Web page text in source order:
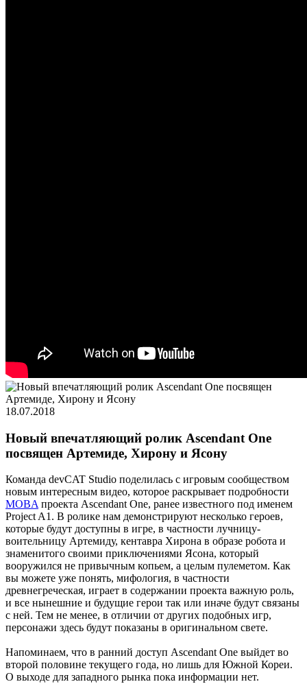
18.07.2018
Новый впечатляющий ролик Ascendant One
посвящен Артемиде, Хирону и Ясону
Команда devCAT Studio поделилась с игровым сообществом
новым интересным видео, которое раскрывает подробности
MOBA проекта Ascendant One, ранее известного под именем
Project A1. В ролике нам демонстрируют несколько героев,
которые будут доступны в игре, в частности лучницу-
воительницу Артемиду, кентавра Хирона в образе робота и
знаменитого своими приключениями Ясона, который
вооружился не привычным копьем, а целым пулеметом. Как
вы можете уже понять, мифология, в частности
древнегреческая, играет в содержании проекта важную роль,
и все нынешние и будущие герои так или иначе будут связаны
с ней. Тем не менее, в отличии от других подобных игр,
персонажи здесь будут показаны в оригинальном свете.
Напоминаем, что в ранний доступ Ascendant One выйдет во
второй половине текущего года, но лишь для Южной Кореи.
О выходе для западного рынка пока информации нет.